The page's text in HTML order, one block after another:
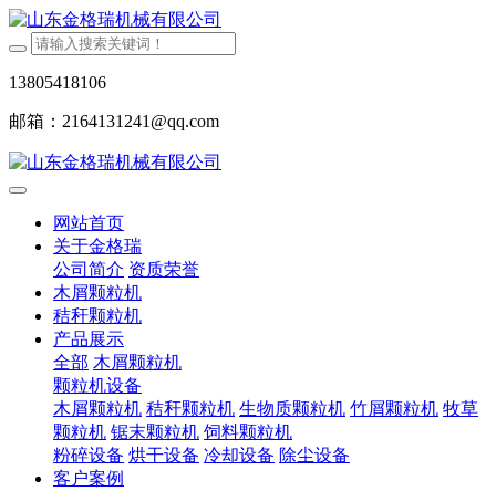
13805418106
邮箱：2164131241@qq.com
网站首页
关于金格瑞
公司简介 资质荣誉
木屑颗粒机
秸秆颗粒机
产品展示
全部 木屑颗粒机
颗粒机设备
木屑颗粒机 秸秆颗粒机 生物质颗粒机 竹屑颗粒机 牧草
颗粒机 锯末颗粒机 饲料颗粒机
粉碎设备 烘干设备 冷却设备 除尘设备
客户案例